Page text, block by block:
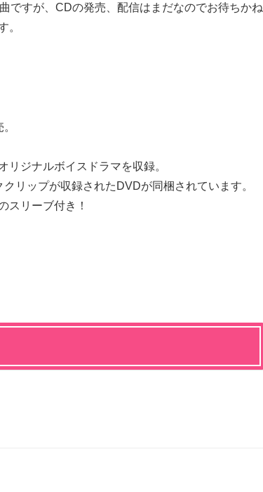
ですが、CDの発売、配信はまだなのでお待ちかね
。
リジナルボイスドラマを収録。
リップが収録されたDVDが同梱されています。
スリーブ付き！